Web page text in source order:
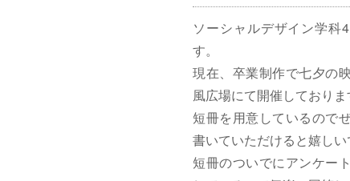
ソーシャルデザイン学科
す。
現在、卒業制作で七夕の
風広場にて開催しておりま
短冊を用意しているので
書いていただけると嬉しい
短冊のついでにアンケー